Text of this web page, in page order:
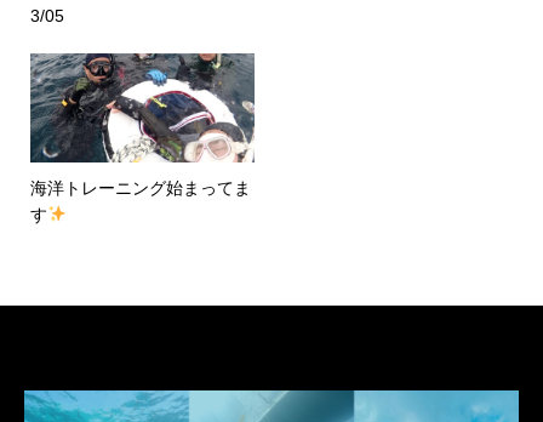
3/05
海洋トレーニング始まってま
す